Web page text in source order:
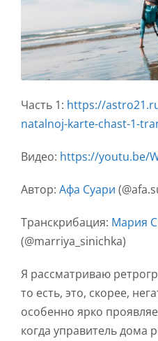
Часть 1: https://
natalnoj-karte-chast-1-
Видео: https://youtu.be/
Автор: Афа Суари
Транскрибация: Мария
(@marriya_sinichka)
Я рассматриваю
то есть, это, скорее,
особенно ярко
когда управитель дома